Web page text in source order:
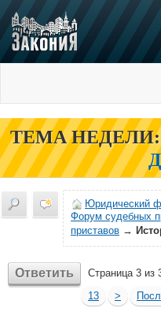
ТЕМА НЕДЕЛИ:
Юридический
Форум судебных
приставов →
Ответить Страница 3 из
13
>